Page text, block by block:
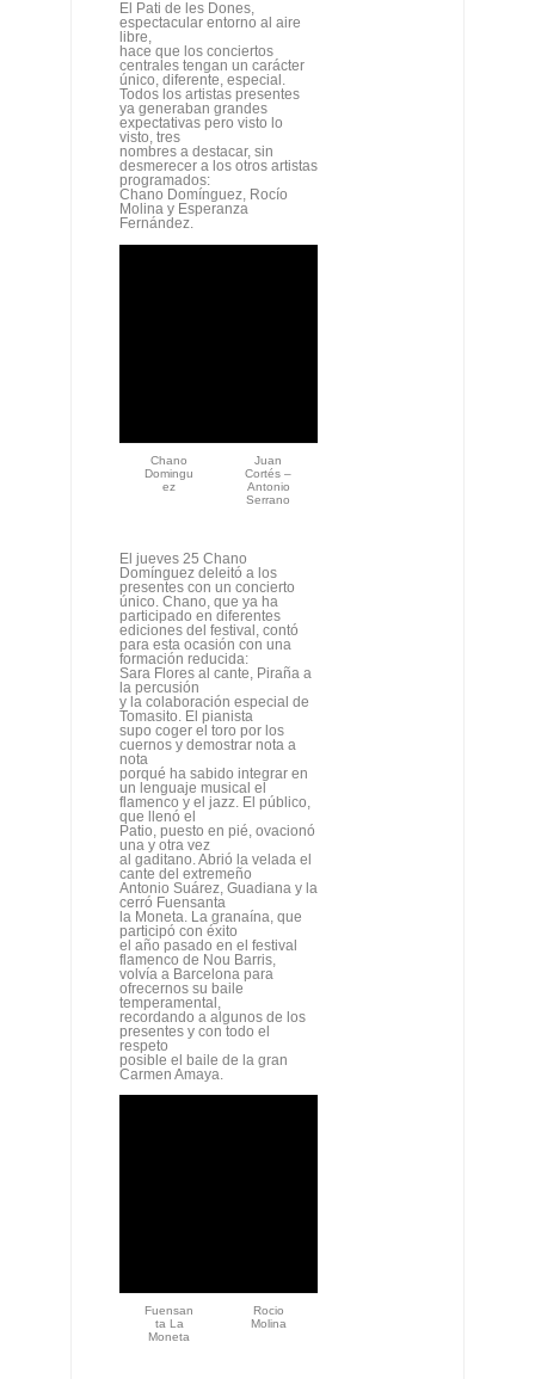
El Pati de les Dones,
espectacular entorno al aire
libre,
hace que los conciertos
centrales tengan un carácter
único, diferente, especial.
Todos los artistas presentes
ya generaban grandes
expectativas pero visto lo
visto, tres
nombres a destacar, sin
desmerecer a los otros artistas
programados:
Chano Domínguez, Rocío
Molina y Esperanza
Fernández.
Chano
Domingu
ez
Juan
Cortés –
Antonio
Serrano
El jueves 25 Chano
Domínguez deleitó a los
presentes con un concierto
único. Chano, que ya ha
participado en diferentes
ediciones del festival, contó
para esta ocasión con una
formación reducida:
Sara Flores al cante, Piraña a
la percusión
y la colaboración especial de
Tomasito. El pianista
supo coger el toro por los
cuernos y demostrar nota a
nota
porqué ha sabido integrar en
un lenguaje musical el
flamenco y el jazz. El público,
que llenó el
Patio, puesto en pié, ovacionó
una y otra vez
al gaditano. Abrió la velada el
cante del extremeño
Antonio Suárez, Guadiana y la
cerró Fuensanta
la Moneta. La granaína, que
participó con éxito
el año pasado en el festival
flamenco de Nou Barris,
volvía a Barcelona para
ofrecernos su baile
temperamental,
recordando a algunos de los
presentes y con todo el
respeto
posible el baile de la gran
Carmen Amaya.
Fuensan
ta La
Moneta
Rocio
Molina